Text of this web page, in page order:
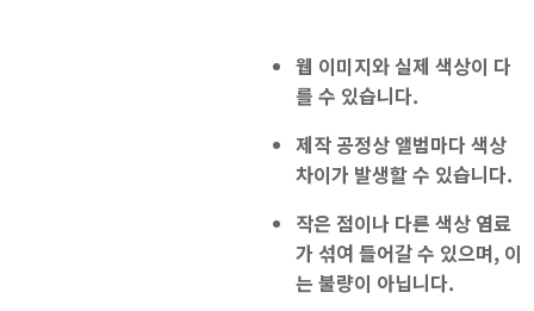
웹 이미지와 실제 색상이 다
를 수 있습니다.
제작 공정상 앨범마다 색상
차이가 발생할 수 있습니다.
작은 점이나 다른 색상 염료
가 섞여 들어갈 수 있으며, 이
는 불량이 아닙니다.